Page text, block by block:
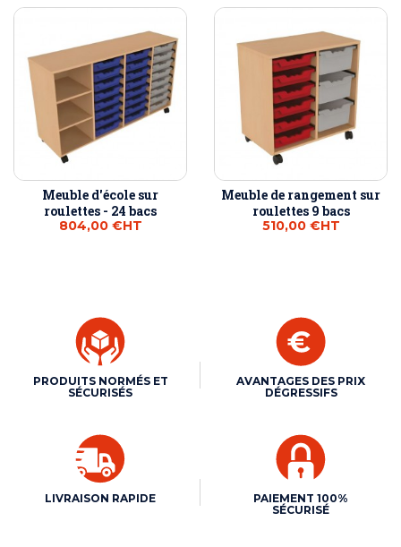
Meuble d'école sur
roulettes - 24 bacs
804,00 €HT
Meuble de rangement sur
roulettes 9 bacs
510,00 €HT
PRODUITS NORMÉS ET
SÉCURISÉS
AVANTAGES DES PRIX
DÉGRESSIFS
LIVRAISON RAPIDE
PAIEMENT 100%
SÉCURISÉ